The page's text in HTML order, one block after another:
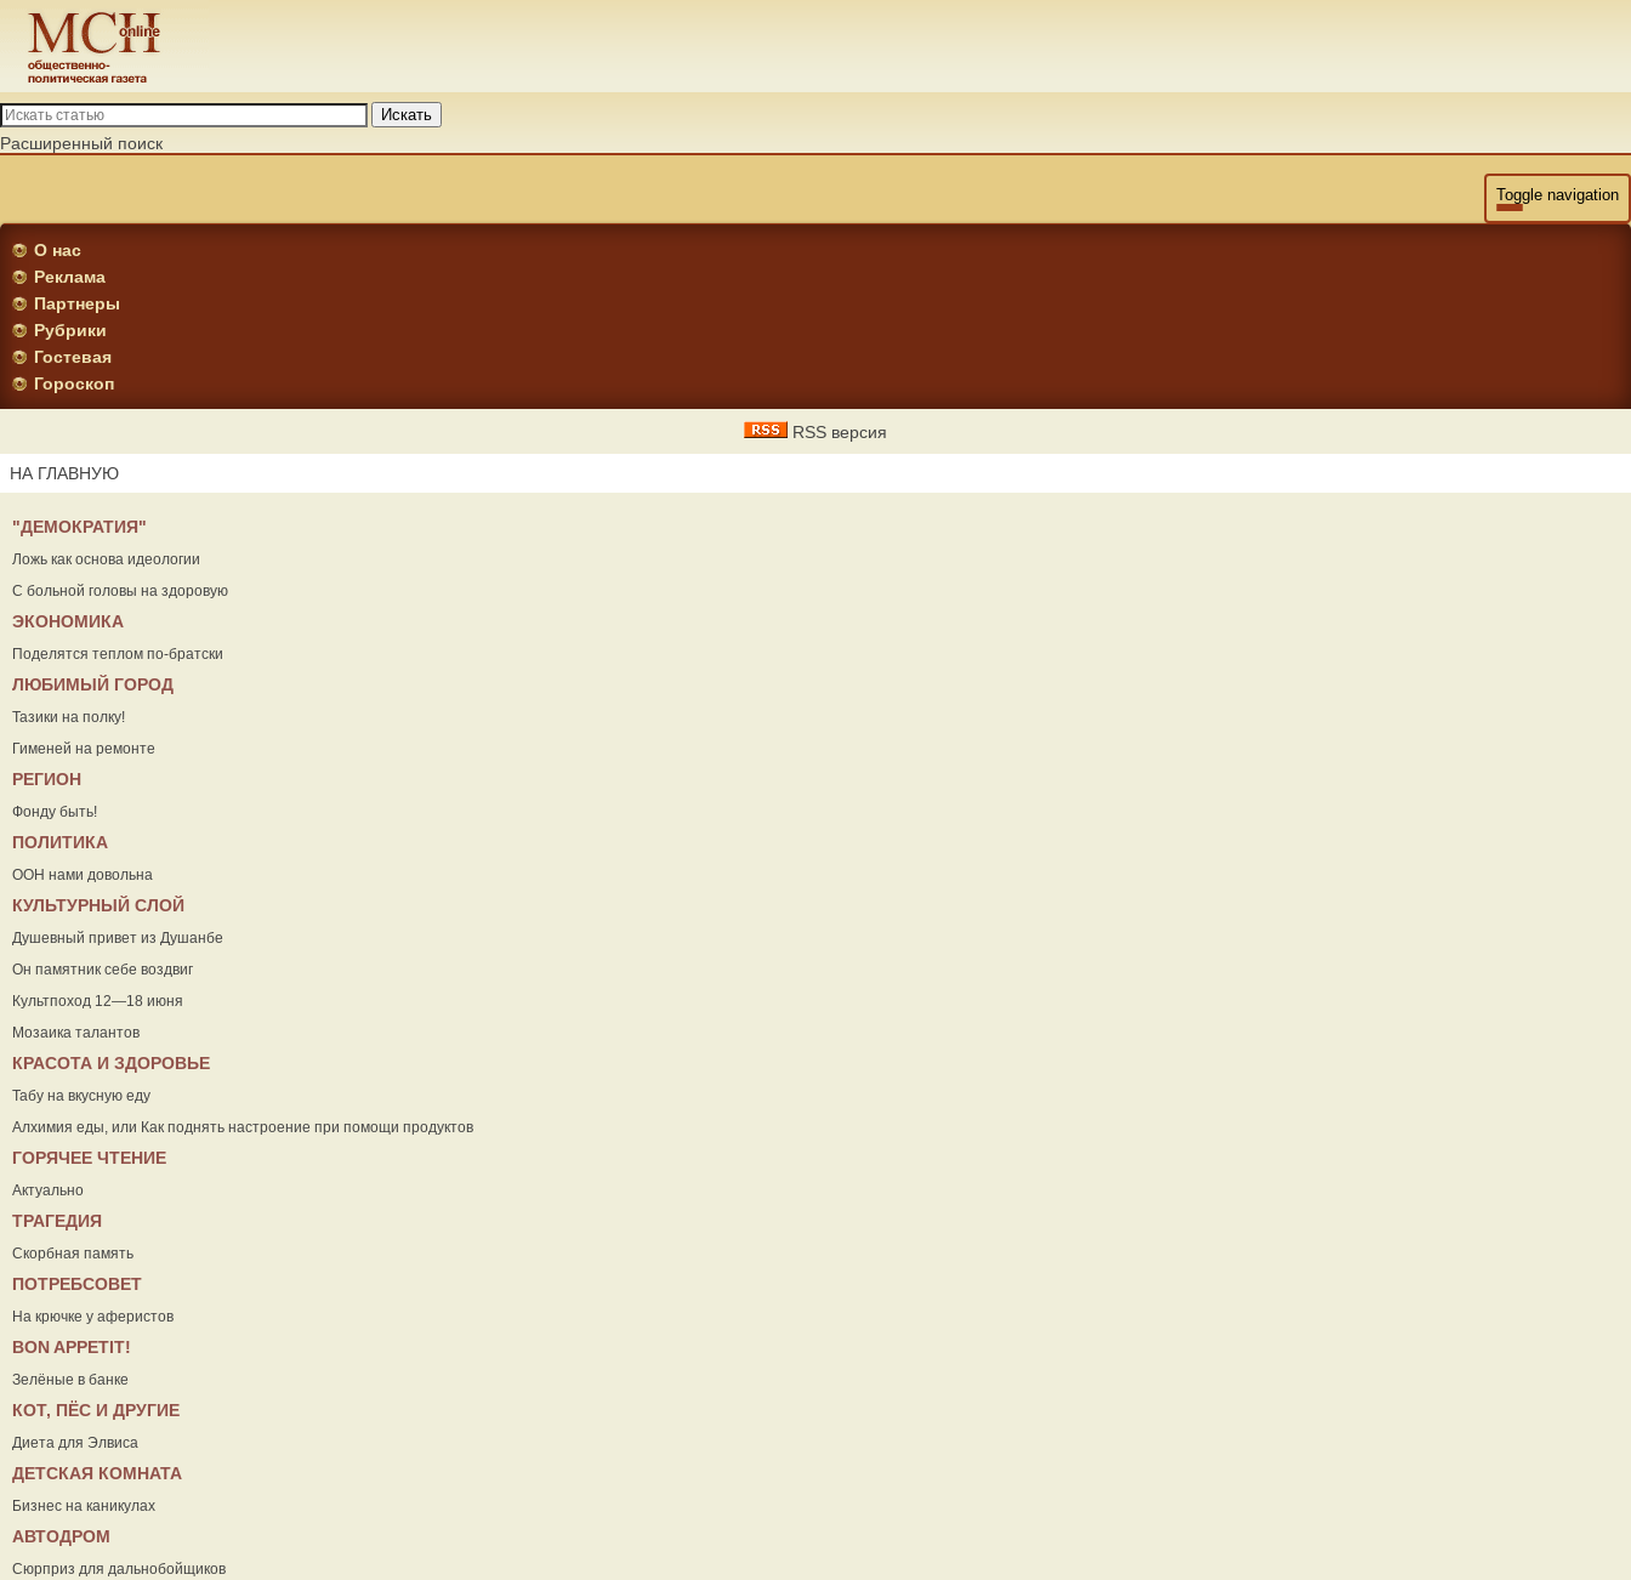
Искать
Расширенный поиск
Toggle navigation
О нас
Реклама
Партнеры
Рубрики
Гостевая
Гороскоп
RSS версия
НА ГЛАВНУЮ
"ДЕМОКРАТИЯ"
Ложь как основа идеологии
С больной головы на здоровую
ЭКОНОМИКА
Поделятся теплом по-братски
ЛЮБИМЫЙ ГОРОД
Тазики на полку!
Гименей на ремонте
РЕГИОН
Фонду быть!
ПОЛИТИКА
ООН нами довольна
КУЛЬТУРНЫЙ СЛОЙ
Душевный привет из Душанбе
Он памятник себе воздвиг
Культпоход 12—18 июня
Мозаика талантов
КРАСОТА И ЗДОРОВЬЕ
Табу на вкусную еду
Алхимия еды, или Как поднять настроение при помощи продуктов
ГОРЯЧЕЕ ЧТЕНИЕ
Актуально
ТРАГЕДИЯ
Скорбная память
ПОТРЕБСОВЕТ
На крючке у аферистов
ВON APPETIT!
Зелёные в банке
КОТ, ПЁС И ДРУГИЕ
Диета для Элвиса
ДЕТСКАЯ КОМНАТА
Бизнес на каникулах
АВТОДРОМ
Сюрприз для дальнобойщиков